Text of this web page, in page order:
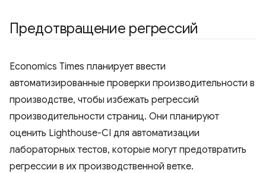
Предотвращение регрессий
Economics Times планирует ввести
автоматизированные проверки производительности в
производстве, чтобы избежать регрессий
производительности страниц. Они планируют
оценить Lighthouse-CI для автоматизации
лабораторных тестов, которые могут предотвратить
регрессии в их производственной ветке.